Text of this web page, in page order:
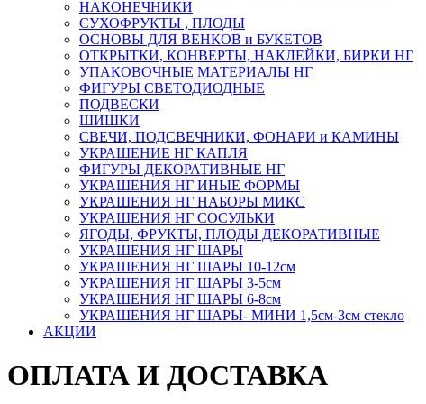
НАКОНЕЧНИКИ
СУХОФРУКТЫ , ПЛОДЫ
ОСНОВЫ ДЛЯ ВЕНКОВ и БУКЕТОВ
ОТКРЫТКИ, КОНВЕРТЫ, НАКЛЕЙКИ, БИРКИ НГ
УПАКОВОЧНЫЕ МАТЕРИАЛЫ НГ
ФИГУРЫ СВЕТОДИОДНЫЕ
ПОДВЕСКИ
ШИШКИ
СВЕЧИ, ПОДСВЕЧНИКИ, ФОНАРИ и КАМИНЫ
УКРАШЕНИЕ НГ КАПЛЯ
ФИГУРЫ ДЕКОРАТИВНЫЕ НГ
УКРАШЕНИЯ НГ ИНЫЕ ФОРМЫ
УКРАШЕНИЯ НГ НАБОРЫ МИКС
УКРАШЕНИЯ НГ СОСУЛЬКИ
ЯГОДЫ, ФРУКТЫ, ПЛОДЫ ДЕКОРАТИВНЫЕ
УКРАШЕНИЯ НГ ШАРЫ
УКРАШЕНИЯ НГ ШАРЫ 10-12см
УКРАШЕНИЯ НГ ШАРЫ 3-5см
УКРАШЕНИЯ НГ ШАРЫ 6-8см
УКРАШЕНИЯ НГ ШАРЫ- МИНИ 1,5см-3см стекло
АКЦИИ
ОПЛАТА И ДОСТАВКА